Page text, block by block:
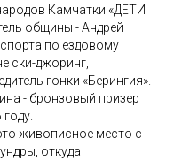
Камчатки «ДЕТИ
общины - Андрей
по ездовому
ски-джоринг,
гонки «Берингия».
- бронзовый призер
живописное место с
откуда